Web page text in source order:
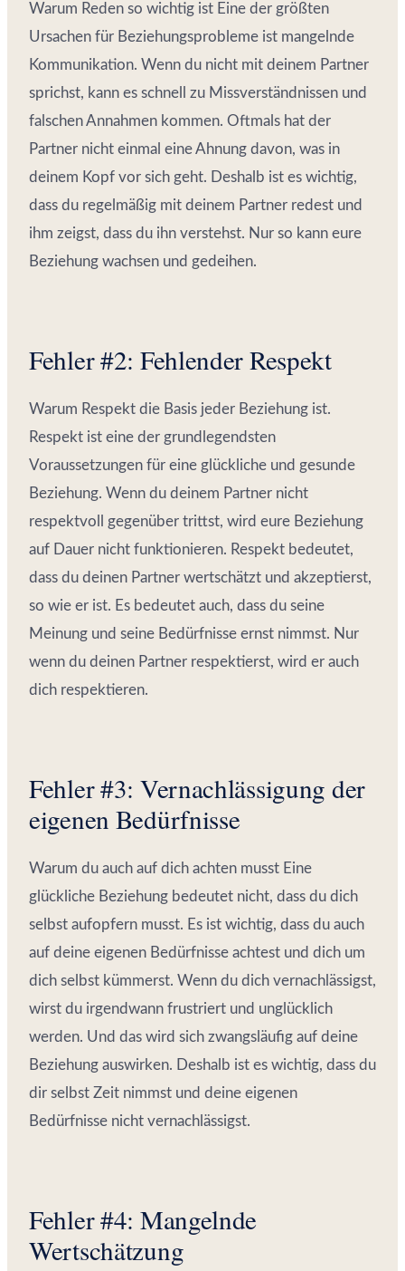
Warum Reden so wichtig ist Eine der größten
Ursachen für Beziehungsprobleme ist mangelnde
Kommunikation. Wenn du nicht mit deinem Partner
sprichst, kann es schnell zu Missverständnissen und
falschen Annahmen kommen. Oftmals hat der
Partner nicht einmal eine Ahnung davon, was in
deinem Kopf vor sich geht. Deshalb ist es wichtig,
dass du regelmäßig mit deinem Partner redest und
ihm zeigst, dass du ihn verstehst. Nur so kann eure
Beziehung wachsen und gedeihen.
Fehler #2: Fehlender Respekt
Warum Respekt die Basis jeder Beziehung ist.
Respekt ist eine der grundlegendsten
Voraussetzungen für eine glückliche und gesunde
Beziehung. Wenn du deinem Partner nicht
respektvoll gegenüber trittst, wird eure Beziehung
auf Dauer nicht funktionieren. Respekt bedeutet,
dass du deinen Partner wertschätzt und akzeptierst,
so wie er ist. Es bedeutet auch, dass du seine
Meinung und seine Bedürfnisse ernst nimmst. Nur
wenn du deinen Partner respektierst, wird er auch
dich respektieren.
Fehler #3: Vernachlässigung der
eigenen Bedürfnisse
Warum du auch auf dich achten musst Eine
glückliche Beziehung bedeutet nicht, dass du dich
selbst aufopfern musst. Es ist wichtig, dass du auch
auf deine eigenen Bedürfnisse achtest und dich um
dich selbst kümmerst. Wenn du dich vernachlässigst,
wirst du irgendwann frustriert und unglücklich
werden. Und das wird sich zwangsläufig auf deine
Beziehung auswirken. Deshalb ist es wichtig, dass du
dir selbst Zeit nimmst und deine eigenen
Bedürfnisse nicht vernachlässigst.
Fehler #4: Mangelnde
Wertschätzung